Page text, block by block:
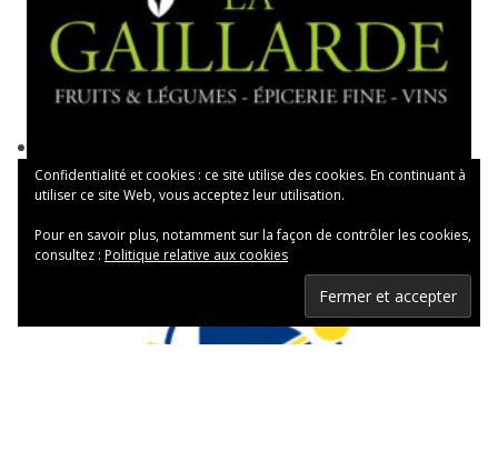
Confidentialité et cookies : ce site utilise des cookies. En continuant à
utiliser ce site Web, vous acceptez leur utilisation.
Pour en savoir plus, notamment sur la façon de contrôler les cookies,
consultez : Politique relative aux cookies